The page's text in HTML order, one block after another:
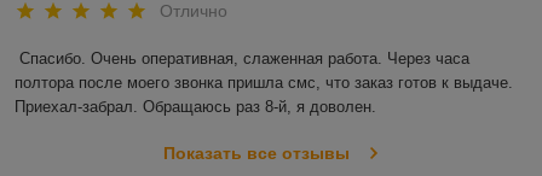
Отлично
Спасибо. Очень оперативная, слаженная работа. Через часа
полтора после моего звонка пришла смс, что заказ готов к выдаче.
Приехал-забрал. Обращаюсь раз 8-й, я доволен.
Показать все отзывы